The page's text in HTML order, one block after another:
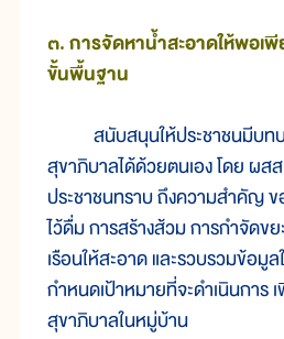
๓. การจัดหาน้ำสะอาดให้พอเ
ขั้นพื้นฐาน
สนับสนุนให้ประชาชนมีบท
สุขาภิบาลได้ด้วยตนเอง โดย ผส
ประชาชนทราบ ถึงความสำคัญ
ไว้ดื่ม การสร้างส้วม การกำจัดข
เรือนให้สะอาด และรวบรวมข้อ
กำหนดเป้าหมายที่จะดำเนินกา
สุขาภิบาลในหมู่บ้าน